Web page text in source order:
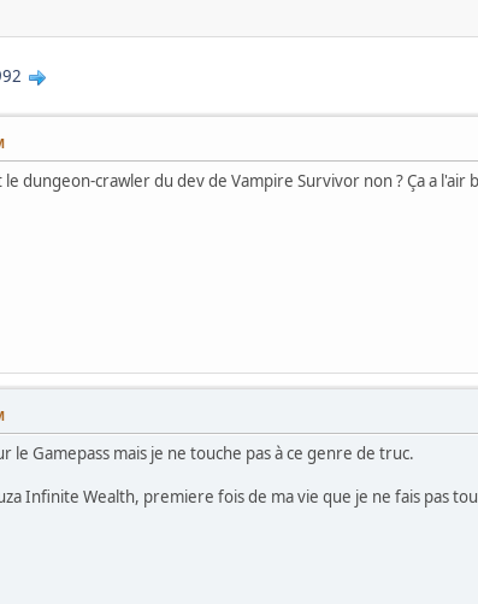
dungeon-crawler du dev de Vampire Survivor non ? Ça a l'air
le Gamepass mais je ne touche pas à ce genre de truc.
Infinite Wealth, premiere fois de ma vie que je ne fais pas